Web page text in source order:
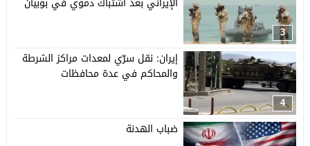
3
4
إيران: نقل سرّي لمعدات مراكز الشرطة
والمحاكم في عدة محافظات
ضباب الهدنة